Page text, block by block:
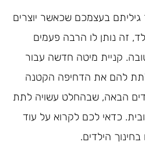
בעצמכם שכאשר יוצרים
זה נותן לו הרבה פעמים
קניית מיטה חדשה עבור
להם את הדחיפה הקטנה
הבאה, שבהחלט עשויה לתת
כדאי לכם לקרוא על עוד
הילדים.